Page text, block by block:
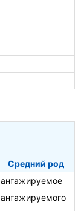
Средний род
ангажируемое
ангажируемого